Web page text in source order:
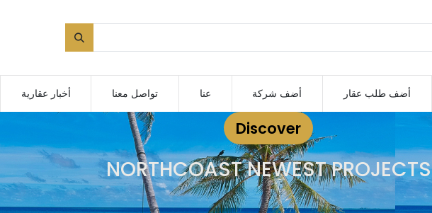
أضف طلب عقار أضف شركة عنا تواصل معنا أخبار عقارية
Discover
NORTHCOAST NEWEST PROJECTS